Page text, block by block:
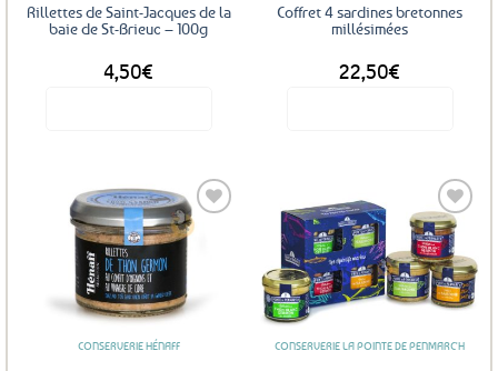
Rillettes de Saint-Jacques de la
baie de St-Brieuc – 100g
4,50€
Coffret 4 sardines bretonnes
millésimées
22,50€
Ajouter
favoris
CONSERVERIE HÉNAFF
Ajouter
aux
favoris
CONSERVERIE LA POINTE DE PENMARC'H